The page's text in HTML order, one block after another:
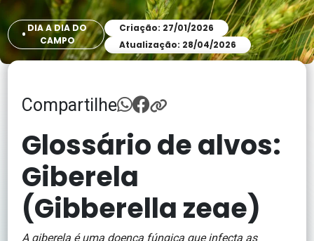
DIA A DIA DO
CAMPO
Criação: 27/01/2026
Atualização: 28/04/2026
Compartilhe
Glossário de alvos:
Giberela
(Gibberella zeae)
A giberela é uma doença fúngica que infecta as